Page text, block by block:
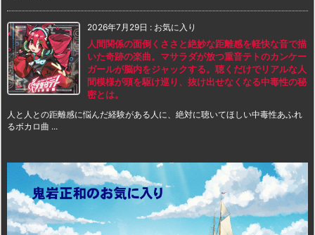
2026年7月29日 : お気に入り
人間関係の面倒くささと絶妙な距離感を軽快な音で描
いた奇跡の楽曲。マサラダが放つ重音テトのカンケー
ガールが脳内をジャックする。聴くだけでリアルな人
間模様が頭を駆け巡り、抜け出せなくなる中毒性の秘
密とは。
人と人との距離感に悩んだ経験がある人に、絶対に聴いてほしい中毒性あふれ
るボカロ曲 ...